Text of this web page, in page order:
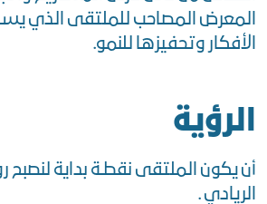
المعرض المصاحب للملتقى الذي
الأفكار وتحفيزها للنمو.
الرؤية
أن يكون الملتقى نقطـة بداية لنصبح
الريادي .